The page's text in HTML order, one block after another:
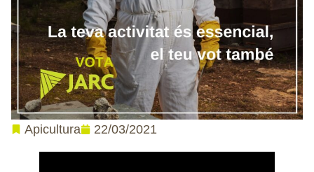
Apicultura 22/03/2021